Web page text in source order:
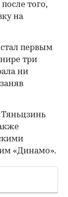
того,
на
первым
три
ни
«Динамо».